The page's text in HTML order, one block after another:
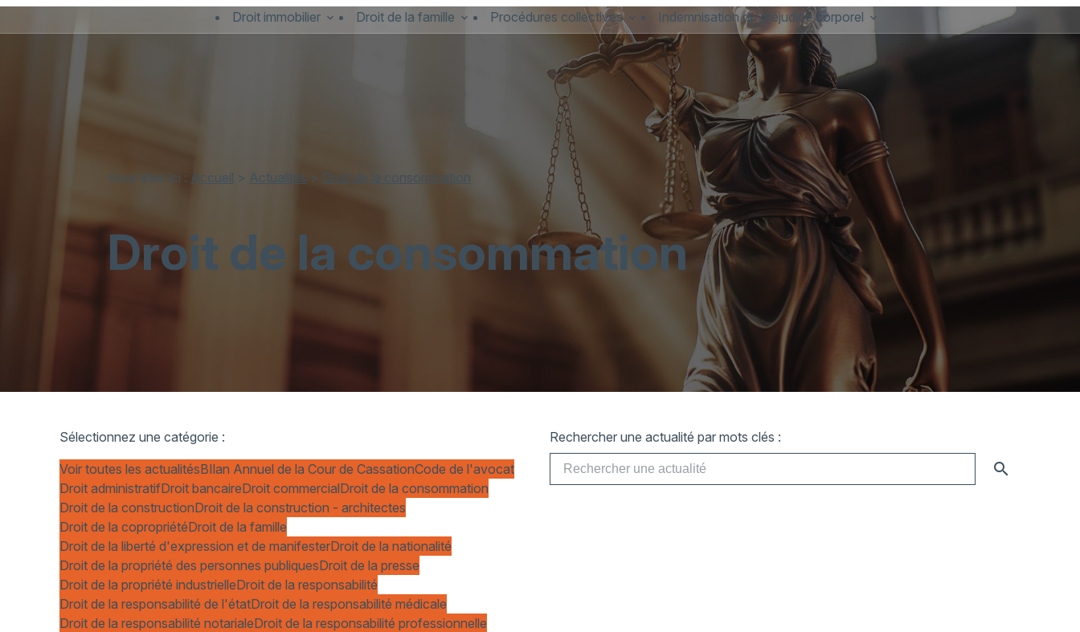
Droit immobilier Droit de la famille Procédures collectives Indemnisation du préjudice corporel
Vous êtes ici : Accueil > Actualités > Droit de la consommation
Droit de la consommation
Sélectionnez une catégorie :
Voir toutes les actualitésBIlan Annuel de la Cour de CassationCode de l'avocat
Droit administratifDroit bancaireDroit commercialDroit de la consommation
Droit de la constructionDroit de la construction - architectes
Droit de la copropriétéDroit de la famille
Droit de la liberté d'expression et de manifesterDroit de la nationalité
Droit de la propriété des personnes publiquesDroit de la presse
Droit de la propriété industrielleDroit de la responsabilité
Droit de la responsabilité de l'étatDroit de la responsabilité médicale
Droit de la responsabilité notarialeDroit de la responsabilité professionnelle
Rechercher une actualité par mots clés :
Panneau de gestion des cookies